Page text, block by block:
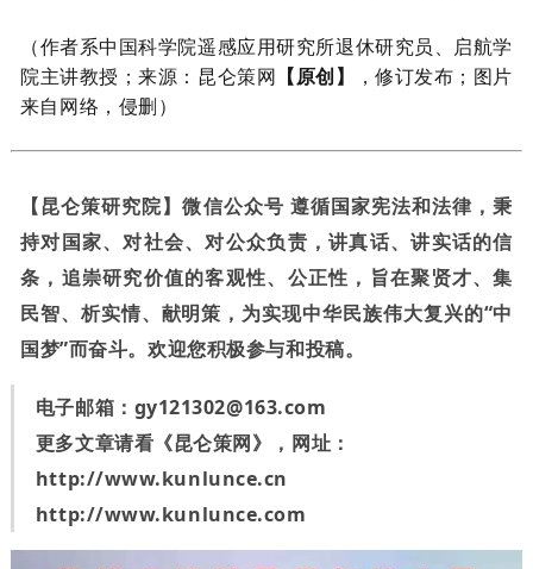
（作者系中国科学院遥感应用研究所退休研究员、启航学
院主讲教授 ；来源：昆仑策网 【原创】 ，修订发布；图片
来自网络，侵删）
【昆仑策研究院】微信公众号 遵循国家宪法和法律，秉
持对国家、对社会、对公众负责，讲真话、讲实话的信
条，追崇研究价值的客观性、公正性，旨在聚贤才、集
民智、析实情、献明策，为实现中华民族伟大复兴的“中
国梦”而奋斗。欢迎您积极参与和投稿。
电子邮箱： gy121302@163.com
更多文章请看《昆仑策网》，网址：
http://www.kunlunce.cn
http://www.kunlunce.com